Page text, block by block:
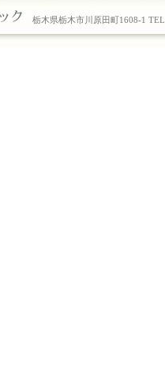
栃木県栃木市川原田町1608-1